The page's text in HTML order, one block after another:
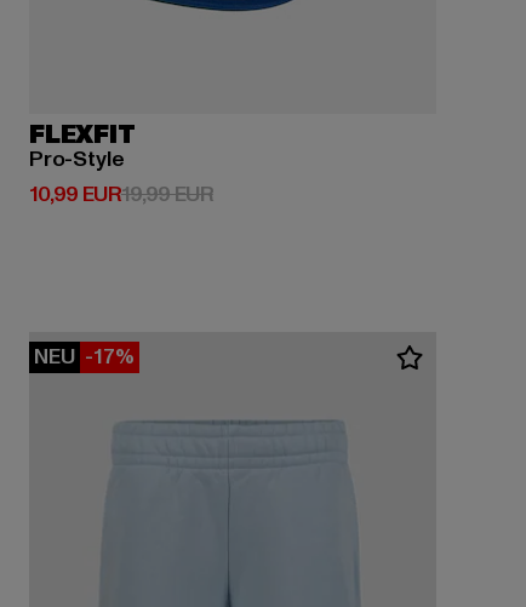
FLEXFIT
Pro-Style
10,99 EUR
Derzeitiger Preis: 10,99 EUR
19,99 EURAktionspreis: 19,99 EUR
NEU -17%